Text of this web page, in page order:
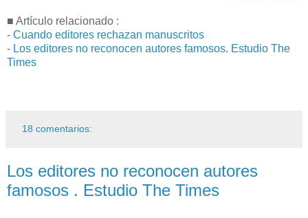
■ Artículo relacionado :
- Cuando editores rechazan manuscritos
- Los editores no reconocen autores famosos. Estudio The
Times
18 comentarios:
Los editores no reconocen autores
famosos . Estudio The Times